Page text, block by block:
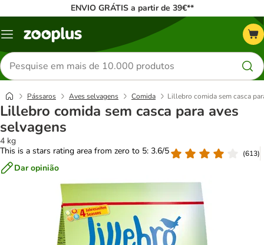
ENVIO GRÁTIS a partir de 39€**
Menu
Pesquisar
produtos
Pássaros Aves selvagens Comida Lillebro comida sem casca
Lillebro comida sem casca para aves
selvagens
4 kg
This is a stars rating area from zero to 5: 3.6/5
(613)
Dar opinião